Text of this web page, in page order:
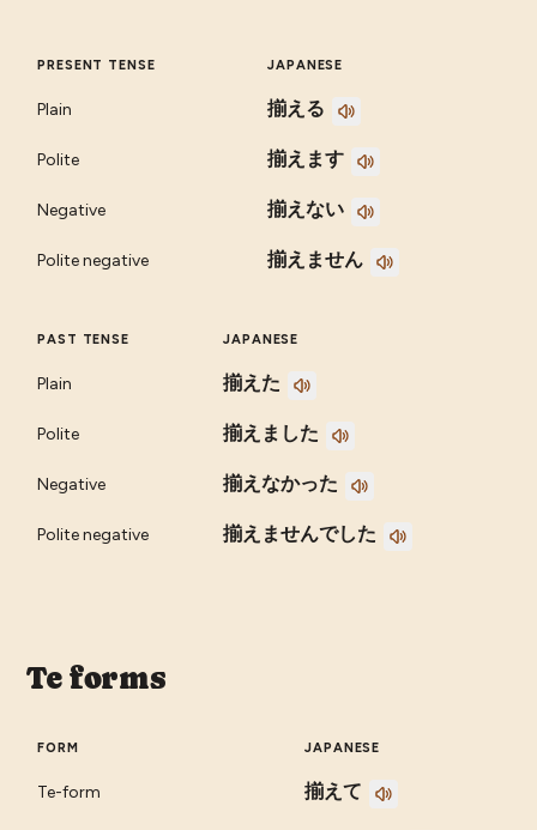
PRESENT TENSE JAPANESE
Plain 揃える
Polite 揃えます
Negative 揃えない
Polite negative 揃えません
PAST TENSE JAPANESE
Plain 揃えた
Polite 揃えました
Negative 揃えなかった
Polite negative 揃えませんでした
Te forms
FORM JAPANESE
Te-form 揃えて